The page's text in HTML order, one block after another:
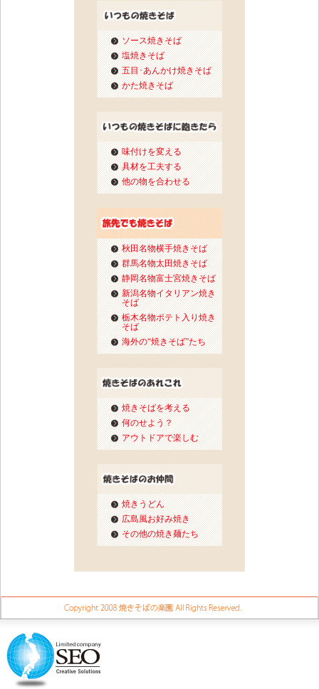
ソース焼きそば
塩焼きそば
五目･あんかけ焼きそば
かた焼きそば
味付けを変える
具材を工夫する
他の物を合わせる
秋田名物横手焼きそば
群馬名物太田焼きそば
静岡名物富士宮焼きそば
新潟名物イタリアン焼き
そば
栃木名物ポテト入り焼き
そば
海外の“焼きそば”たち
焼きそばを考える
何のせよう？
アウトドアで楽しむ
焼きうどん
広島風お好み焼き
その他の焼き麺たち